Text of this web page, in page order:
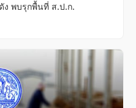
ง พบรุกพื้นที่ ส.ป.ก.